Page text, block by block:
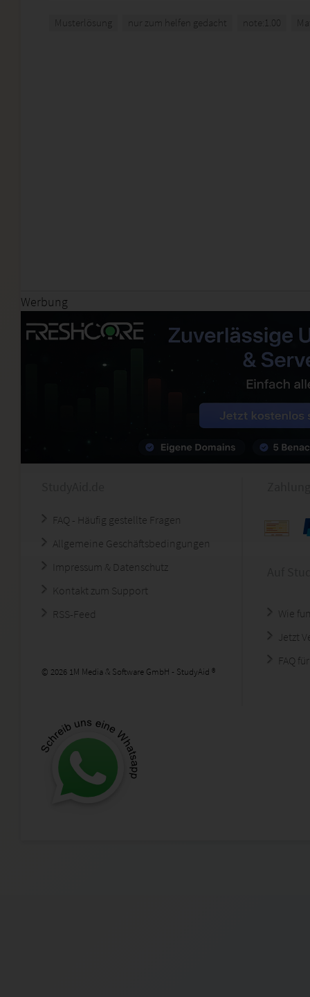
Musterlösung nur zum helfen gedacht note:1.00
Werbung
FAQ - Häufig gestellte Fragen
Allgemeine Geschäftsbedingungen
Impressum & Datenschutz
Kontakt zum Support
RSS-Feed
© 2026 1M Media & Software GmbH - StudyAid ®
Wie
Jetzt
FAQ